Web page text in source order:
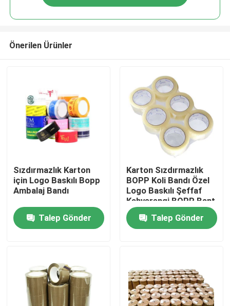
Ev
videolar
Önerilen Ürünler
Sızdırmazlık Karton
için Logo Baskılı Bopp
Ambalaj Bandı
Talep Gönder
Karton Sızdırmazlık
BOPP Koli Bandı Özel
Logo Baskılı Şeffaf
Kahverengi BOPP Bant
Talep Gönder